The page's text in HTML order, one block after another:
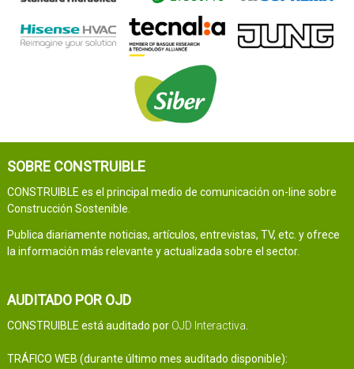
SOBRE CONSTRUIBLE
CONSTRUIBLE es el principal medio de comunicación on-line sobre
Construcción Sostenible.
Publica diariamente noticias, artículos, entrevistas, TV, etc. y ofrece
la información más relevante y actualizada sobre el sector.
AUDITADO POR OJD
CONSTRUIBLE está auditado por OJD Interactiva
TRÁFICO WEB (durante último mes auditado disponible):